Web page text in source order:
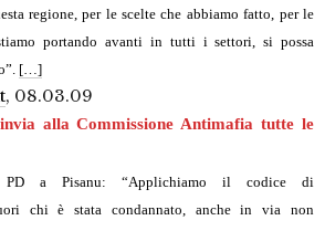
regione, per le scelte che abbiamo fatto, per le
portando avanti in tutti i settori, si possa
[…]
, 08.03.09
alla Commissione Antimafia tutte le
PD a Pisanu: “Applichiamo il codice di
chi è stata condannato, anche in via non